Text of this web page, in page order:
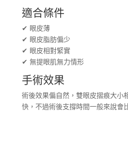
適合條件
✔ 眼皮薄
✔ 眼皮脂肪偏少
✔ 眼皮相對緊實
✔ 無提眼肌無力情形
手術效果
術後效果偏自然，雙眼皮摺痕大小
快，不過術後支撐時間一般來說會